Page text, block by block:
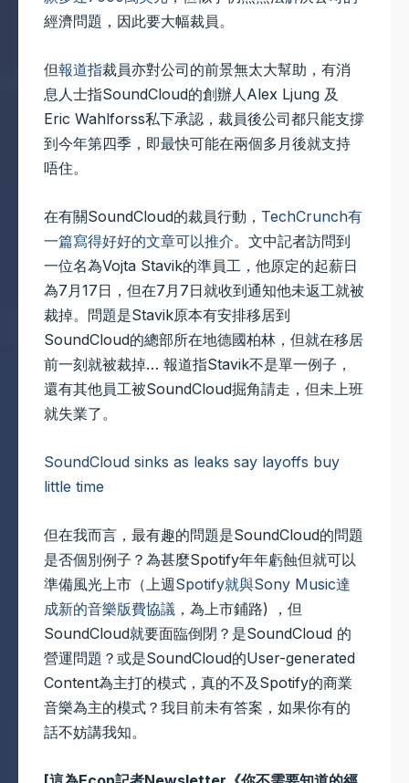
經濟問題，因此要大幅裁員。
但報道指裁員亦對公司的前景無太大幫助，有消
息人士指SoundCloud的創辦人Alex Ljung 及
Eric Wahlforss私下承認，裁員後公司都只能支撐
到今年第四季，即最快可能在兩個多月後就支持
唔住。
在有關SoundCloud的裁員行動， TechCrunch有
一篇寫得好好的文章可以推介。文中記者訪問到
一位名為Vojta Stavik的準員工，他原定的起薪日
為7月17日，但在7月7日就收到通知他未返工就被
裁掉。問題是Stavik原本有安排移居到
SoundCloud的總部所在地德國柏林，但就在移居
前一刻就被裁掉… 報道指Stavik不是單一例子，
還有其他員工被SoundCloud掘角請走，但未上班
就失業了。
SoundCloud sinks as leaks say layoffs buy
little time
但在我而言，最有趣的問題是SoundCloud的問題
是否個別例子？為甚麼Spotify年年虧蝕但就可以
準備風光上市（上週Spotify就與Sony Music達
成新的音樂版費協議 ，為上市鋪路) ，但
SoundCloud就要面臨倒閉？是SoundCloud 的
營運問題？或是SoundCloud的User-generated
Content為主打的模式，真的不及Spotify的商業
音樂為主的模式？我目前未有答案，如果你有的
話不妨講我知。